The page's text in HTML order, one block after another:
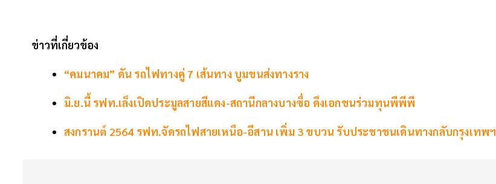
ข่าวที่เกี่ยวข้อง
“คมนาคม” ดัน รถไฟทางคู่ 7 เส้นทาง บูมขนส่งทางราง
มิ.ย.นี้ รฟท.เล็งเปิดประมูลสายสีแดง-สถานีกลางบางซื่อ ดึงเอกชนร่วมทุนพีพีพี
สงกรานต์ 2564 รฟท.จัดรถไฟสายเหนือ-อีสาน เพิ่ม 3 ขบวน รับประชาชนเดินทางกลับกรุงเทพฯ